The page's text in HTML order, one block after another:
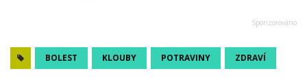
BOLEST KLOUBY POTRAVINY ZDRAVÍ